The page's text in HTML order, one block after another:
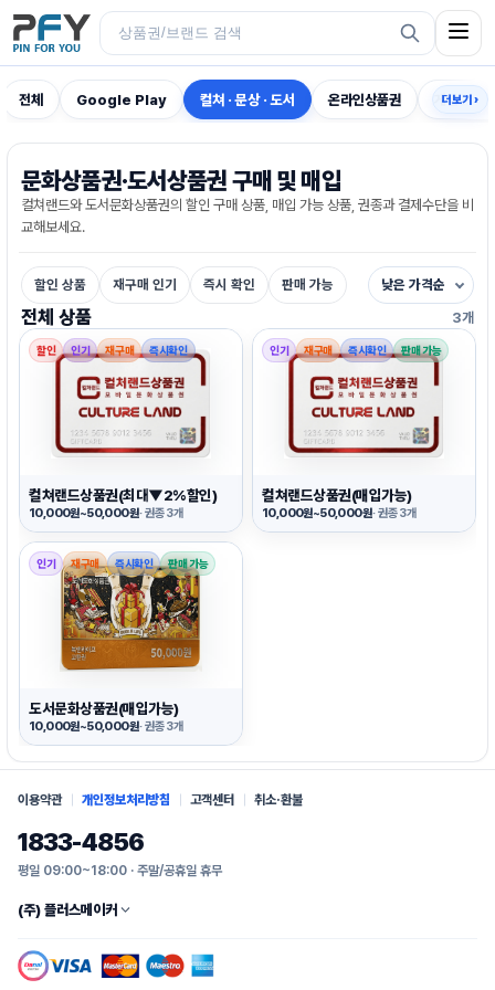
전체 Google Play 컬쳐 · 문상 · 도서 온라인상품권 게임전용
더보기 ›
문화상품권·도서상품권 구매 및 매입
컬쳐랜드와 도서문화상품권의 할인 구매 상품, 매입 가능 상품, 권종과 결제수단을 비
교해보세요.
할인 상품 재구매 인기 즉시 확인 판매 가능 낮은 가격순
전체 상품 3개
할인 인기 재구매 즉시확인
컬쳐랜드상품권(최대▼2%할인)
10,000원~50,000원· 권종 3개
인기 재구매 즉시확인 판매 가능
컬쳐랜드상품권(매입가능)
10,000원~50,000원· 권종 3개
인기 재구매 즉시확인 판매 가능
도서문화상품권(매입가능)
10,000원~50,000원· 권종 3개
이용약관 개인정보처리방침 고객센터 취소·환불
1833-4856
평일 09:00~18:00 · 주말/공휴일 휴무
(주) 플러스메이커